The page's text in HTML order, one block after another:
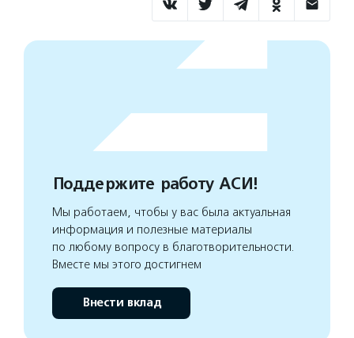
Поддержите работу АСИ!
Мы работаем, чтобы у вас была актуальная
информация и полезные материалы
по любому вопросу в благотворительности.
Вместе мы этого достигнем
Внести вклад